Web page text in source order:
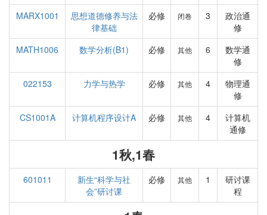
MARX1001
思想道德修养与法
律基础
必修 闭卷 3
政治通
修
MATH1006
数学分析(B1) 必修 其他 6
数学通
修
022153
力学与热学 必修 其他 4
物理通
修
CS1001A
计算机程序设计A 必修 其他 4
计算机
通修
1秋,1春
601011
新生“科学与社
会”研讨课
必修 其他 1
研讨课
程